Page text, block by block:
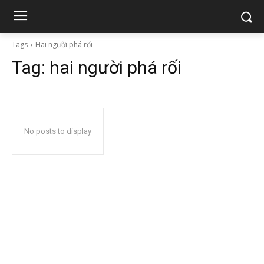
Tags Hai người phá rối
Tag: hai người phá rối
No posts to display